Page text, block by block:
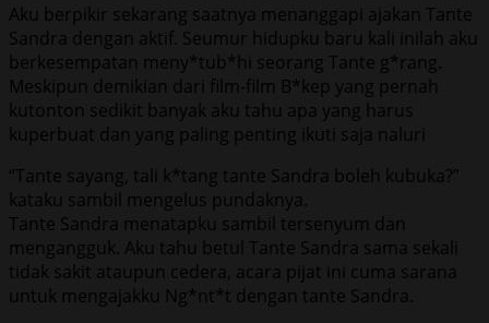
Aku berpikir sekarang saatnya menanggapi ajakan Tante
Sandra dengan aktif. Seumur hidupku baru kali inilah aku
berkesempatan meny*tub*hi seorang Tante g*rang.
Meskipun demikian dari film-film B*kep yang pernah
kutonton sedikit banyak aku tahu apa yang harus
kuperbuat dan yang paling penting ikuti saja naluri
“Tante sayang, tali k*tang tante Sandra boleh kubuka?”
kataku sambil mengelus pundaknya.
Tante Sandra menatapku sambil tersenyum dan
mengangguk. Aku tahu betul Tante Sandra sama sekali
tidak sakit ataupun cedera, acara pijat ini cuma sarana
untuk mengajakku Ng*nt*t dengan tante Sandra.